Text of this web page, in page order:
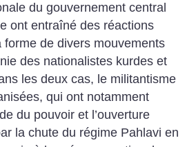
du gouvernement central
ont entraîné des réactions
forme de divers mouvements
des nationalistes kurdes et
les deux cas, le militantisme
qui ont notamment
du pouvoir et l’ouverture
la chute du régime Pahlavi en